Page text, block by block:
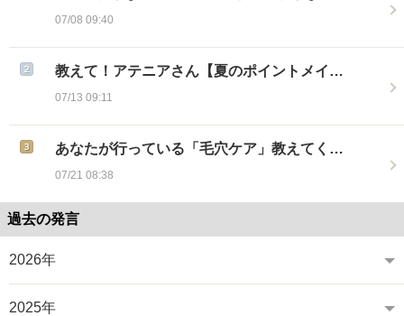
07/08 09:40
教えて！アテニアさん【夏のポイントメイ…
07/13 09:11
あなたが行っている「毛穴ケア」教えてく…
07/21 08:38
過去の発言
2026年
2025年